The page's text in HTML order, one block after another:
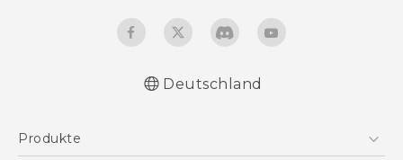
Deutschland
Produkte